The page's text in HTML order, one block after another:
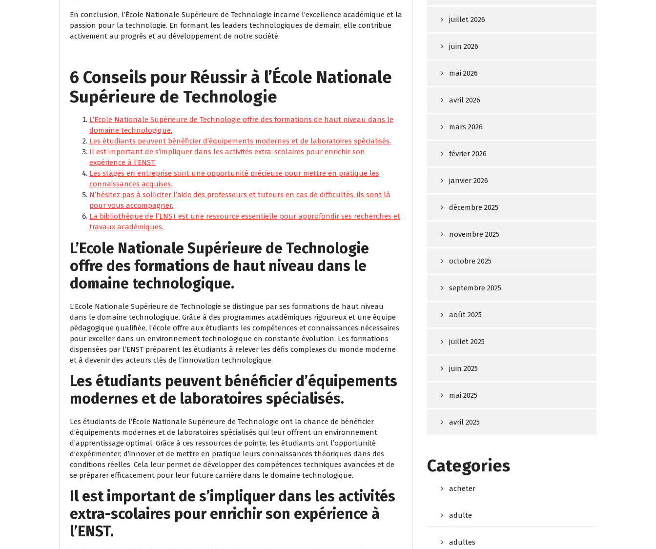
En conclusion, l’École Nationale Supérieure de Technologie incarne l’excellence académique et la
passion pour la technologie. En formant les leaders technologiques de demain, elle contribue
activement au progrès et au développement de notre société.
6 Conseils pour Réussir à l’École Nationale
Supérieure de Technologie
L’Ecole Nationale Supérieure de Technologie offre des formations de haut niveau dans le
domaine technologique.
Les étudiants peuvent bénéficier d’équipements modernes et de laboratoires spécialisés.
Il est important de s’impliquer dans les activités extra-scolaires pour enrichir son
expérience à l’ENST.
Les stages en entreprise sont une opportunité précieuse pour mettre en pratique les
connaissances acquises.
N’hésitez pas à solliciter l’aide des professeurs et tuteurs en cas de difficultés, ils sont là
pour vous accompagner.
La bibliothèque de l’ENST est une ressource essentielle pour approfondir ses recherches et
travaux académiques.
L’Ecole Nationale Supérieure de Technologie
offre des formations de haut niveau dans le
domaine technologique.
L’Ecole Nationale Supérieure de Technologie se distingue par ses formations de haut niveau
dans le domaine technologique. Grâce à des programmes académiques rigoureux et une équipe
pédagogique qualifiée, l’école offre aux étudiants les compétences et connaissances nécessaires
pour exceller dans un environnement technologique en constante évolution. Les formations
dispensées par l’ENST préparent les étudiants à relever les défis complexes du monde moderne
et à devenir des acteurs clés de l’innovation technologique.
Les étudiants peuvent bénéficier d’équipements
modernes et de laboratoires spécialisés.
Les étudiants de l’École Nationale Supérieure de Technologie ont la chance de bénéficier
d’équipements modernes et de laboratoires spécialisés qui leur offrent un environnement
d’apprentissage optimal. Grâce à ces ressources de pointe, les étudiants ont l’opportunité
d’expérimenter, d’innover et de mettre en pratique leurs connaissances théoriques dans des
conditions réelles. Cela leur permet de développer des compétences techniques avancées et de
se préparer efficacement pour leur future carrière dans le domaine technologique.
Il est important de s’impliquer dans les activités
extra-scolaires pour enrichir son expérience à
l’ENST.
juillet 2026
juin 2026
mai 2026
avril 2026
mars 2026
février 2026
janvier 2026
décembre 2025
novembre 2025
octobre 2025
septembre 2025
août 2025
juillet 2025
juin 2025
mai 2025
avril 2025
Categories
acheter
adulte
adultes